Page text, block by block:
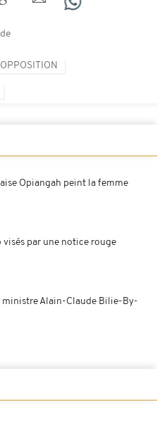
OPPOSITION
Opiangah peint la femme
par une notice rouge
ministre Alain-Claude Bilie-By-